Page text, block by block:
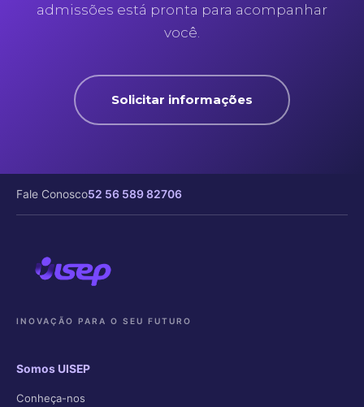
admissões está pronta para acompanhar
você.
Solicitar informações
Fale Conosco52 56 589 82706
INOVAÇÃO PARA O SEU FUTURO
Somos UISEP
Conheça-nos